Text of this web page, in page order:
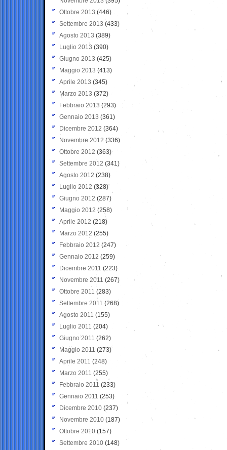
Ottobre 2013 (446)
Settembre 2013 (433)
Agosto 2013 (389)
Luglio 2013 (390)
Giugno 2013 (425)
Maggio 2013 (413)
Aprile 2013 (345)
Marzo 2013 (372)
Febbraio 2013 (293)
Gennaio 2013 (361)
Dicembre 2012 (364)
Novembre 2012 (336)
Ottobre 2012 (363)
Settembre 2012 (341)
Agosto 2012 (238)
Luglio 2012 (328)
Giugno 2012 (287)
Maggio 2012 (258)
Aprile 2012 (218)
Marzo 2012 (255)
Febbraio 2012 (247)
Gennaio 2012 (259)
Dicembre 2011 (223)
Novembre 2011 (267)
Ottobre 2011 (283)
Settembre 2011 (268)
Agosto 2011 (155)
Luglio 2011 (204)
Giugno 2011 (262)
Maggio 2011 (273)
Aprile 2011 (248)
Marzo 2011 (255)
Febbraio 2011 (233)
Gennaio 2011 (253)
Dicembre 2010 (237)
Novembre 2010 (187)
Ottobre 2010 (157)
Settembre 2010 (148)